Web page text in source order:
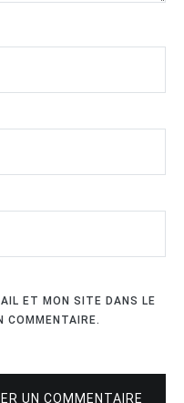
ET MON SITE DANS LE
COMMENTAIRE.
UN COMMENTAIRE